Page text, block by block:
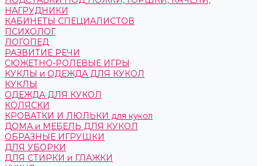
НАГРУДНИКИ
КАБИНЕТЫ СПЕЦИАЛИСТОВ
ПСИХОЛОГ
ЛОГОПЕД
РАЗВИТИЕ РЕЧИ
СЮЖЕТНО-РОЛЕВЫЕ ИГРЫ
КУКЛЫ и ОДЕЖДА ДЛЯ КУКОЛ
КУКЛЫ
ОДЕЖДА ДЛЯ КУКОЛ
КОЛЯСКИ
КРОВАТКИ И ЛЮЛЬКИ для кукол
ДОМА и МЕБЕЛЬ ДЛЯ КУКОЛ
ОБРАЗНЫЕ ИГРУШКИ
ДЛЯ УБОРКИ
ДЛЯ СТИРКИ и ГЛАЖКИ